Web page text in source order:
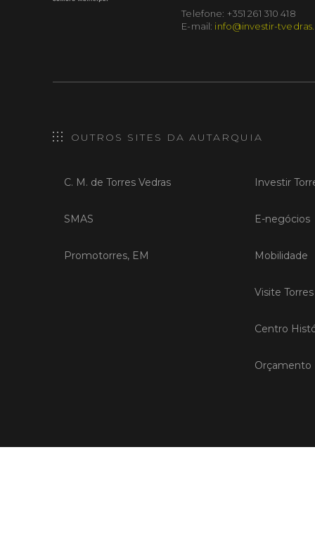
Telefone: +351 261 310 418
E-mail: info@investir-
OUTROS SITES DA AUTARQUIA
C. M. de Torres Vedras
SMAS
Promotorres, EM
Investir
E-negócios
Mobilidade
Visite
Centro
Orçamento